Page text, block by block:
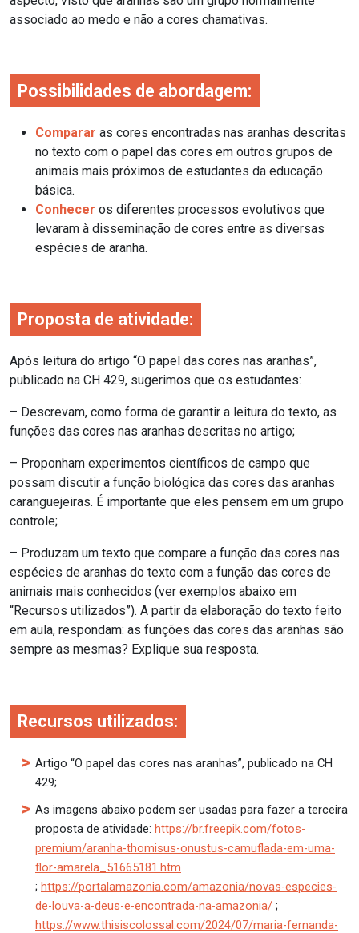
associado ao medo e não a cores chamativas.
Possibilidades de abordagem:
Comparar as cores encontradas nas aranhas descritas
no texto com o papel das cores em outros grupos de
animais mais próximos de estudantes da educação
básica.
Conhecer os diferentes processos evolutivos que
levaram à disseminação de cores entre as diversas
espécies de aranha.
Proposta de atividade:
Após leitura do artigo “O papel das cores nas aranhas”,
publicado na CH 429, sugerimos que os estudantes:
– Descrevam, como forma de garantir a leitura do texto, as
funções das cores nas aranhas descritas no artigo;
– Proponham experimentos científicos de campo que
possam discutir a função biológica das cores das aranhas
caranguejeiras. É importante que eles pensem em um grupo
controle;
– Produzam um texto que compare a função das cores nas
espécies de aranhas do texto com a função das cores de
animais mais conhecidos (ver exemplos abaixo em
“Recursos utilizados”). A partir da elaboração do texto feito
em aula, respondam: as funções das cores das aranhas são
sempre as mesmas? Explique sua resposta.
Recursos utilizados:
Artigo “O papel das cores nas aranhas”, publicado na CH
429;
As imagens abaixo podem ser usadas para fazer a terceira
proposta de atividade: https://br.freepik.com/fotos-
premium/aranha-thomisus-onustus-camuflada-em-uma-
flor-amarela_51665181.htm
; https://portalamazonia.com/amazonia/novas-especies-
de-louva-a-deus-e-encontrada-na-amazonia/ ;
https://www.thisiscolossal.com/2024/07/maria-fernanda-